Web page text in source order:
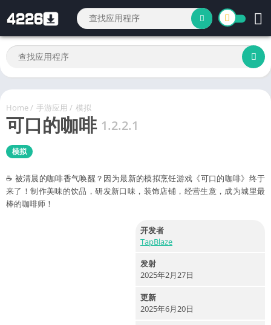
Home/ 手游应用 / 模拟
可口的咖啡 1.2.2.1
模拟
☕ 被清晨的咖啡香气唤醒？因为最新的模拟烹饪游戏《可口的咖啡》终于
来了！制作美味的饮品，研发新口味，装饰店铺，经营生意，成为城里最
棒的咖啡师！
开发者
TapBlaze
发射
2025年2月27日
更新
2025年6月20日